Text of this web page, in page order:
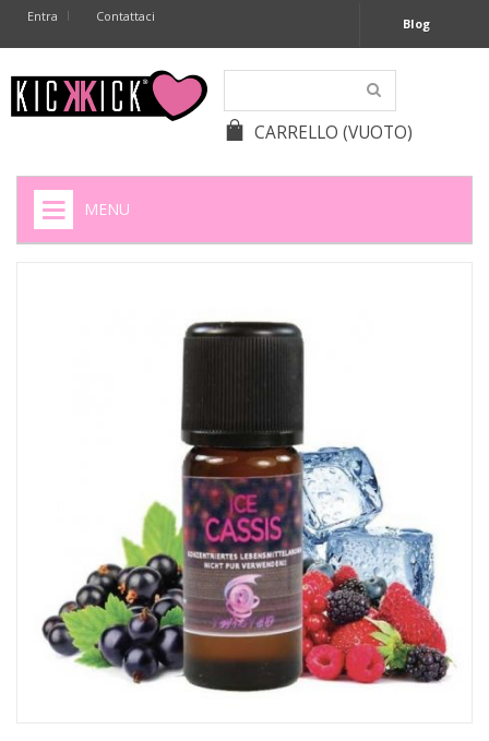
Entra Contattaci Blog
CARRELLO (VUOTO)
MENU
BATTERIE APPARECCHI ACUSTICI
PRODOTTI MONOUSO E TNT
FORNITURE ESTETICA
SEXY SHOP
+
CASA E CUCINA
+
CURA DELLA PERSONA